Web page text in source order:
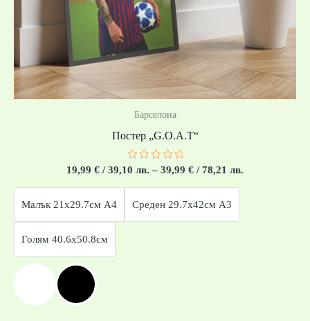
Барселона
Постер „G.O.A.T“
Оценено
0
5
19,99 € / 39,10 лв. – 39,99 € / 78,21 лв.
Малък 21x29.7см А4 Среден 29.7x42см А3
Голям 40.6x50.8см